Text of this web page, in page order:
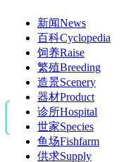
新闻News
百科Cyclopedia
饲养Raise
繁殖Breeding
造景Scenery
器材Product
诊所Hospital
世家Species
鱼场Fishfarm
供求Supply